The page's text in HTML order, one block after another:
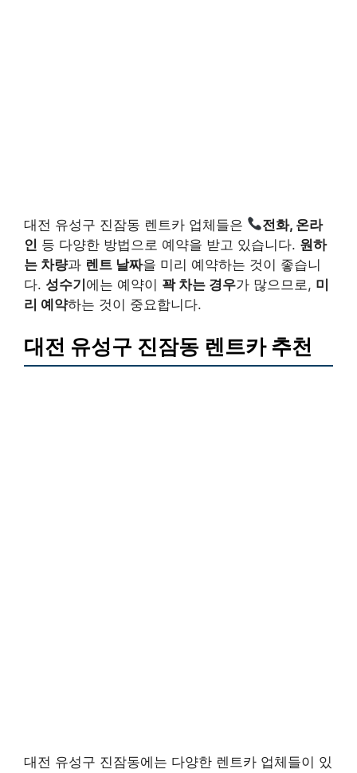
대전 유성구 진잠동 렌트카 업체들은
전화, 온라
인 등 다양한 방법으로 예약을 받고 있습니다. 원하
는 차량과 렌트 날짜을 미리 예약하는 것이 좋습니
다. 성수기에는 예약이 꽉 차는 경우가 많으므로, 미
리 예약하는 것이 중요합니다.
대전 유성구 진잠동 렌트카 추천
대전 유성구 진잠동에는 다양한 렌트카 업체들이 있